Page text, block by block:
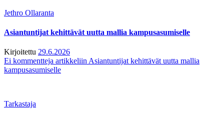
Jethro Ollaranta
Asiantuntijat kehittävät uutta mallia kampusasumiselle
Kirjoitettu 29.6.2026
Ei kommentteja artikkeliin Asiantuntijat kehittävät uutta mallia
kampusasumiselle
Tarkastaja